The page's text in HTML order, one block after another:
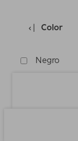
Color
Negro